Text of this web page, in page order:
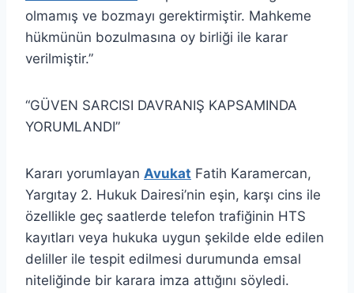
olmamış ve bozmayı gerektirmiştir. Mahkeme
hükmünün bozulmasına oy birliği ile karar
verilmiştir.”
“GÜVEN SARCISI DAVRANIŞ KAPSAMINDA
YORUMLANDI”
Kararı yorumlayan Avukat Fatih Karamercan,
Yargıtay 2. Hukuk Dairesi’nin eşin, karşı cins ile
özellikle geç saatlerde telefon trafiğinin HTS
kayıtları veya hukuka uygun şekilde elde edilen
deliller ile tespit edilmesi durumunda emsal
niteliğinde bir karara imza attığını söyledi.